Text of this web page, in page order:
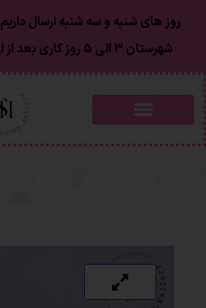
روز های شنبه و سه شنبه ارسال داریم
شهرستان ۳ الی ۵ روز کاری بعد از ارسال به دستتون خواهد رسید